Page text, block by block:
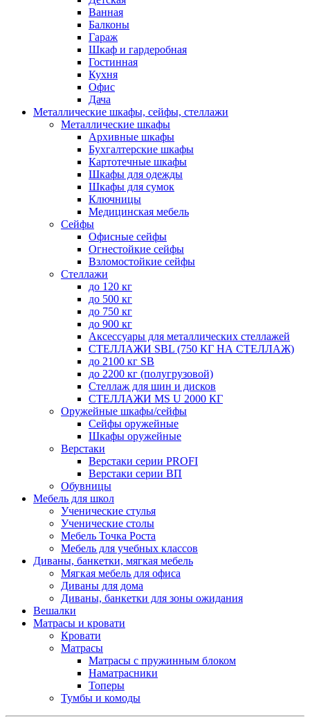
Ванная
Балконы
Гараж
Шкаф и гардеробная
Гостинная
Кухня
Офис
Дача
Металлические шкафы, сейфы, стеллажи
Металлические шкафы
Архивные шкафы
Бухгалтерские шкафы
Картотечные шкафы
Шкафы для одежды
Шкафы для сумок
Ключницы
Медицинская мебель
Сейфы
Офисные сейфы
Огнестойкие сейфы
Взломостойкие сейфы
Стеллажи
до 120 кг
до 500 кг
до 750 кг
до 900 кг
Аксессуары для металлических стеллажей
СТЕЛЛАЖИ SBL (750 КГ НА СТЕЛЛАЖ)
до 2100 кг SB
до 2200 кг (полугрузовой)
Стеллаж для шин и дисков
СТЕЛЛАЖИ MS U 2000 КГ
Оружейные шкафы/сейфы
Сейфы оружейные
Шкафы оружейные
Верстаки
Верстаки серии PROFI
Верстаки серии ВП
Обувницы
Мебель для школ
Ученические стулья
Ученические столы
Мебель Точка Роста
Мебель для учебных классов
Диваны, банкетки, мягкая мебель
Мягкая мебель для офиса
Диваны для дома
Диваны, банкетки для зоны ожидания
Вешалки
Матрасы и кровати
Кровати
Матрасы
Матрасы с пружинным блоком
Наматрасники
Топеры
Тумбы и комоды